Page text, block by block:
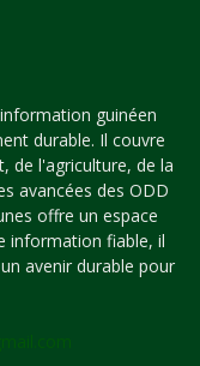
guinéen
durable. Il couvre
de l'agriculture, de la
avancées des ODD
offre un espace
information fiable, il
avenir durable pour